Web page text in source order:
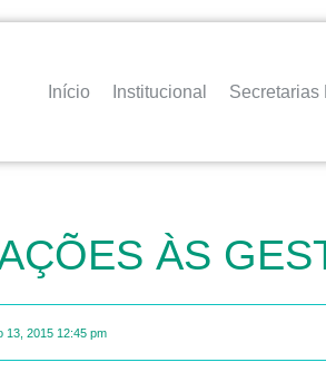
Início Institucional Secretarias
ÀS
13, 2015 12:45 pm